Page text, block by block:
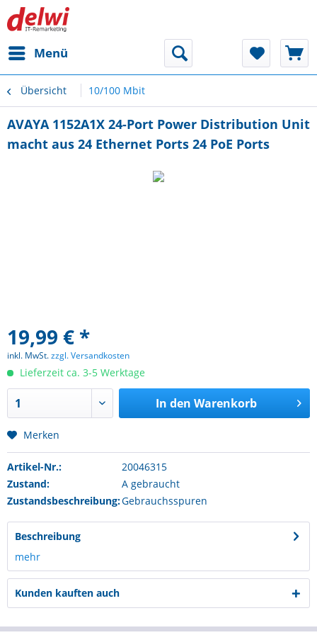
Menü
Übersicht 10/100 Mbit
AVAYA 1152A1X 24-Port Power Distribution Unit
macht aus 24 Ethernet Ports 24 PoE Ports
19,99 € *
inkl. MwSt.zzgl. Versandkosten
Lieferzeit ca. 3-5 Werktage
In den Warenkorb
Merken
Artikel-Nr.:
20046315
Zustand:
A gebraucht
Zustandsbeschreibung:Gebrauchsspuren
Beschreibung
mehr
Kunden kauften auch